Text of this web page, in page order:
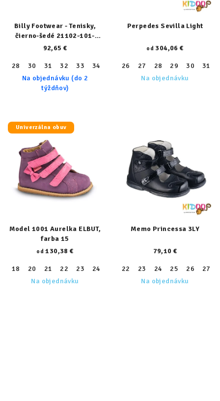
Billy Footwear - Tenisky,
čierno-šedé 21102-101-
normal
92,65 €
28 30 31 32 33 34 37 38
39
Na objednávku (do 2
týždňov)
Perpedes Sevilla Light
od 304,06 €
26 27 28 29 30 31
Na objednávku
Univerzálna obuv
Model 1001 Aurelka ELBUT,
farba 15
od 130,38 €
18 20 21 22 23 24 26 27 28 29 30
31
Na objednávku
Memo Princessa 3LY
79,10 €
22 23 24 25 26 27
Na objednávku